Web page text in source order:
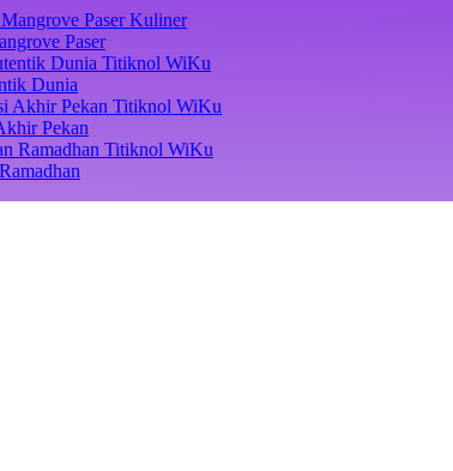
Kuliner
Paser
Titiknol WiKu
Dunia
Titiknol WiKu
Pekan
Titiknol WiKu